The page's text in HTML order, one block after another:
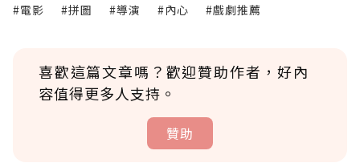
#電影 #拼圖 #導演 #內心 #戲劇推薦
喜歡這篇文章嗎？歡迎贊助作者，好內
容值得更多人支持。
贊助